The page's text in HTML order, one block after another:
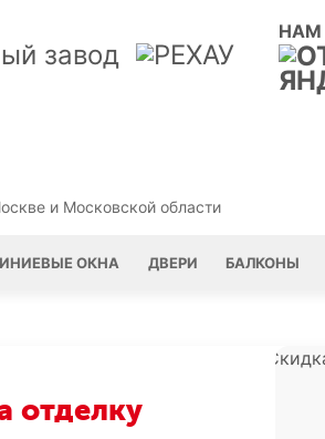
НАМ
и Московской области
ОКНА ДВЕРИ БАЛКОНЫ
отделку